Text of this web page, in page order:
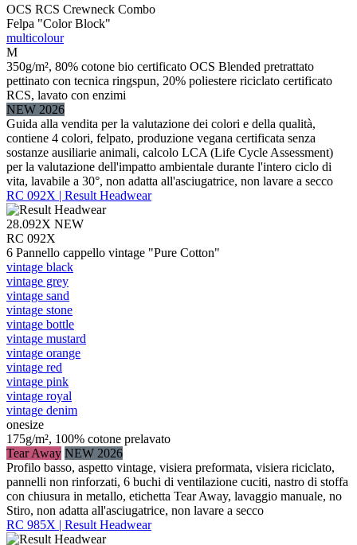
OCS RCS Crewneck Combo
Felpa "Color Block"
multicolour
M
350g/m², 80% cotone bio certificato OCS Blended pretrattato
pettinato con tecnica ringspun, 20% poliestere riciclato certificato
RCS, lavato con enzimi
NEW 2026
Guida alla vendita per la valutazione dei colori e della qualità,
contiene 4 colori, felpato, produzione vegana certificata senza
sostanze ausiliarie animali, calcolo LCA (Life Cycle Assessment)
per la valutazione dell'impatto ambientale durante l'intero ciclo di
vita, lavabile a 30°, non adatta all'asciugatrice, non lavare a secco
RC 092X | Result Headwear
28.092X NEW
RC 092X
6 Pannello cappello vintage "Pure Cotton"
vintage black
vintage grey
vintage sand
vintage stone
vintage bottle
vintage mustard
vintage orange
vintage red
vintage pink
vintage royal
vintage denim
onesize
175g/m², 100% cotone prelavato
Tear Away NEW 2026
Profilo basso, aspetto vintage, visiera preformata, visiera riciclato,
pannelli non rinforzati, 6 buchi di ventilazione cuciti, nastro di stoffa
con chiusura in metallo, etichetta Tear Away, lavaggio manuale, no
Stiro, non adatta all'asciugatrice, non lavare a secco
RC 985X | Result Headwear